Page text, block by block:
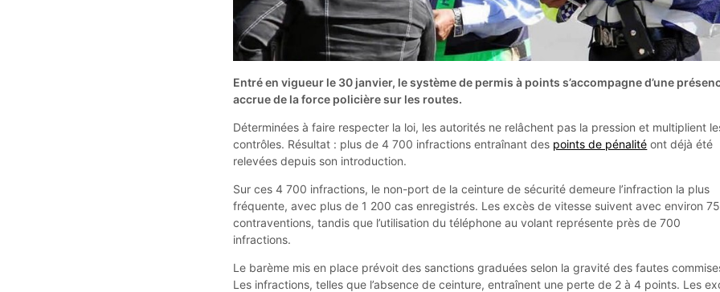
Entré en vigueur le 30 janvier, le système de permis à points s’accompagne d’une
accrue de la force policière sur les routes.
Déterminées à faire respecter la loi, les autorités ne relâchent pas la pression et multiplient
contrôles. Résultat : plus de 4 700 infractions entraînant des points de pénalité ont déjà été
relevées depuis son introduction.
Sur ces 4 700 infractions, le non-port de la ceinture de sécurité demeure l’infraction la plus
fréquente, avec plus de 1 200 cas enregistrés. Les excès de vitesse suivent avec environ
contraventions, tandis que l’utilisation du téléphone au volant représente près de 700
infractions.
Le barème mis en place prévoit des sanctions graduées selon la gravité des fautes
Les infractions, telles que l’absence de ceinture, entraînent une perte de 2 à 4 points. Les